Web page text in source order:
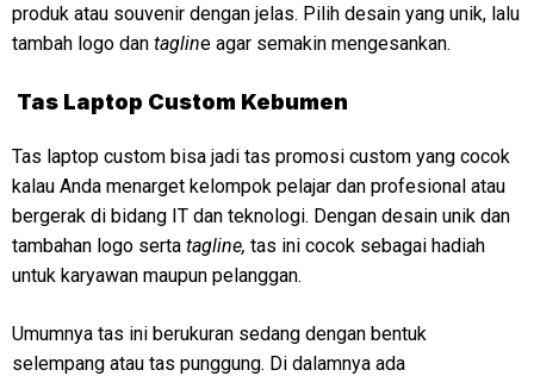
produk atau souvenir dengan jelas. Pilih desain yang unik, lalu
tambah logo dan tagline agar semakin mengesankan.
Tas Laptop Custom Kebumen
Tas laptop custom bisa jadi tas promosi custom yang cocok
kalau Anda menarget kelompok pelajar dan profesional atau
bergerak di bidang IT dan teknologi. Dengan desain unik dan
tambahan logo serta tagline, tas ini cocok sebagai hadiah
untuk karyawan maupun pelanggan.
Umumnya tas ini berukuran sedang dengan bentuk
selempang atau tas punggung. Di dalamnya ada